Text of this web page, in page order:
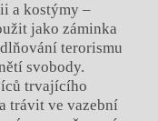
a kostýmy –
jako záminka
terorismu
svobody.
trvajícího
trávit ve vazební